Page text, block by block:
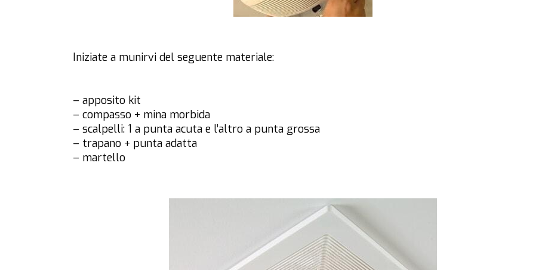
Iniziate a munirvi del seguente materiale:
– apposito kit
– compasso + mina morbida
– scalpelli: 1 a punta acuta e l’altro a punta grossa
– trapano + punta adatta
– martello